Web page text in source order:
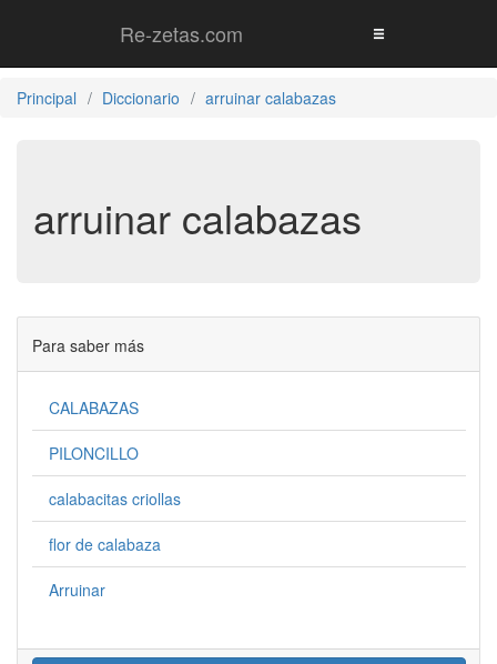
Re-zetas.com
Principal Diccionario arruinar calabazas
arruinar calabazas
Para saber más
CALABAZAS
PILONCILLO
calabacitas criollas
flor de calabaza
Arruinar